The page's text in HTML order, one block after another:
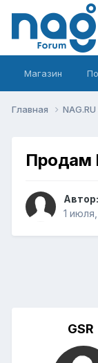
Магазин
Главная
Продам
Автор:
1
GSR